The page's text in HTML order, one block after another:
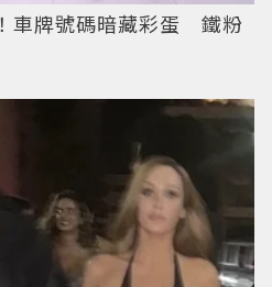
車牌號碼暗藏彩蛋 鐵粉